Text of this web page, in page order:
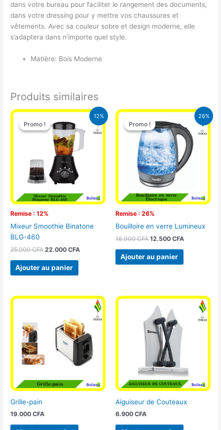
dans votre bureau pour faciliter le rangement des documents,
dans votre dressing pour y mettre vos chaussures et
vêtements. Avec sa couleur sobre et design moderne, elle
s’adaptera dans n’importe quel style.
Matière: Bois Moderne
Produits similaires
12%
Promo !
Remise : 12%
Promo !
Mixeur Smoothie Binatone
BLG-460
25.000CFA
Le
prix
initial
était :
25.000 CFA.
22.000CFA
Le
prix
actuel
est :
Ajouter au panier
26%
Promo !
Remise : 26%
Promo !
Bouilloire en verre Lumineux
16.900CFA
Le
prix
initial
16.900 CFA.
12.500 CFA
Le
prix
actuel
est :
12.500 CFA.
Ajouter au panier
Grille-pain
19.000CFA
Aiguiseur de Couteaux
6.900 CFA